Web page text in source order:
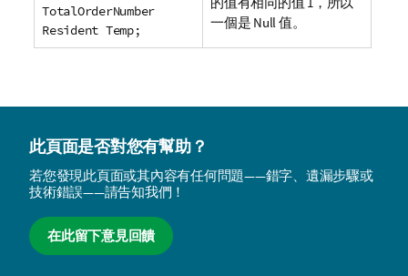
TotalOrderNumber
Resident Temp;
一個是 Null 值。
此頁面是否對您有幫助？
若您發現此頁面或其內容有任何問題——錯字、遺漏步驟或
技術錯誤——請告知我們！
在此留下意見回饋